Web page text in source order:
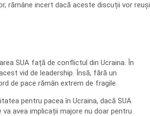
rămâne incert dacă aceste discuții vor reuși
SUA față de conflictul din Ucraina. În
vid de leadership. Însă, fără un
de pace rămân extrem de fragile.
pentru pacea în Ucraina, dacă SUA
avea implicații majore nu doar pentru